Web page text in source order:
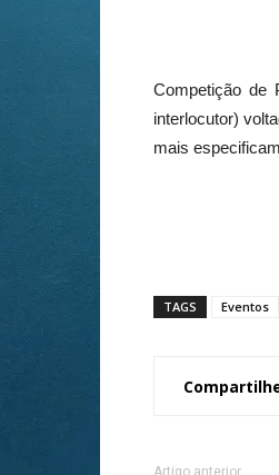
Competição de
interlocutor)
mais
TAGS Eventos
Artigo anterior